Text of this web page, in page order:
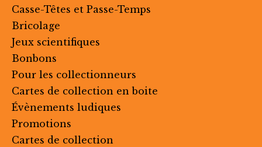
Casse-Têtes et Passe-Temps
Bricolage
Jeux scientifiques
Bonbons
Pour les collectionneurs
Cartes de collection en boite
Évènements ludiques
Promotions
Cartes de collection